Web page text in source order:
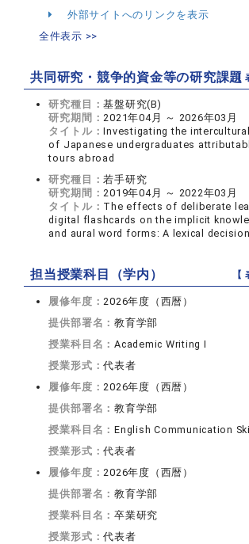
外部サイトへのリンクを表示
全件表示 >>
共同研究・競争的資金等の研究課題
【
研究種目：基盤研究(B)
研究期間： 2021年04月 ～ 2026年03月
タイトル：Investigating the
of Japanese undergraduates
tours abroad
研究種目：若手研究
研究期間： 2019年04月 ～ 2022年03月
タイトル： The effects of deliberate
digital flashcards on the implicit
and aural word forms: A lexical
担当授業科目（学内）
履修年度： 2026年度（西暦）
提供部署名：教育学部
授業科目名：Academic Writing I
授業形式：代表者
履修年度： 2026年度（西暦）
提供部署名：教育学部
授業科目名：English Communication
授業形式：代表者
履修年度： 2026年度（西暦）
提供部署名：教育学部
授業科目名：卒業研究
授業形式：代表者